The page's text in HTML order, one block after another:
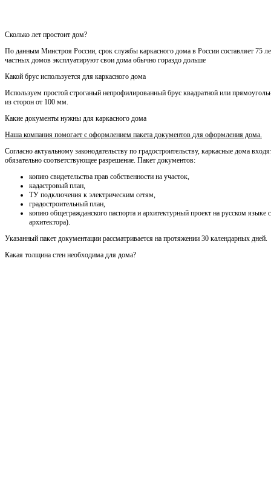
Сколько лет простоит дом?
По данным Минстроя России, срок службы каркасного дома в России составляет 75
частных домов эксплуатируют свои дома обычно гораздо дольше
Какой брус используется для каркасного дома
Используем простой строганый непрофилированный брус квадратной или
из сторон от 100 мм.
Какие документы нужны для каркасного дома
Наша компания помогает с оформлением пакета документов для оформления дома.
Согласно актуальному законодательству по градостроительству, каркасные дома
обязательно соответствующее разрешение. Пакет документов:
копию свидетельства прав собственности на участок,
кадастровый план,
ТУ подключения к электрическим сетям,
градостроительный план,
копию общегражданского паспорта и архитектурный проект на русском
архитектора).
Указанный пакет документации рассматривается на протяжении 30 календарных дней.
Какая толщина стен необходима для дома?